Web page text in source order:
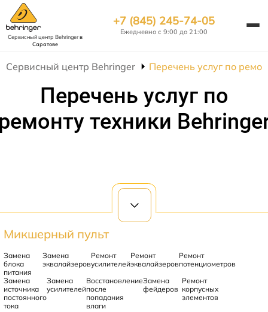
Сервисный центр Behringerв
Саратове
+7 (845) 245-74-05
Ежедневно с 9:00 до 21:00
Сервисный центр Behringer Перечень услуг по
Перечень услуг по
техники
Микшерный пульт
Замена
блока
питания
Замена
эквалайзеров
Ремонт
усилителей
Ремонт
эквалайзеров
Ремонт
потенциометров
Замена
источника
постоянного
тока
Замена
усилителей
Восстановление
после
попадания
влаги
Замена
фейдеров
Ремонт
корпусных
элементов